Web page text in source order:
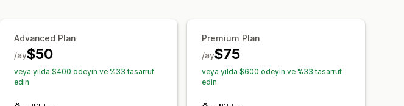
Advanced Plan
$50
/ay
veya yılda $400 ödeyin ve %33 tasarruf
edin
Premium Plan
$75
/ay
veya yılda $600 ödeyin ve %33 tasarruf
edin